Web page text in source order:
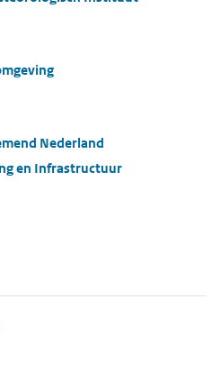
Nederland
en Infrastructuur